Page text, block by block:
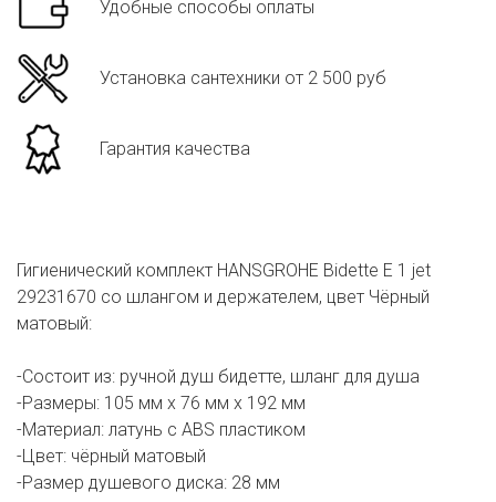
Удобные способы оплаты
Установка сантехники от 2 500 руб
Гарантия качества
Гигиенический комплект HANSGROHE Bidette Е 1 jet
29231670 со шлангом и держателем, цвет Чёрный
матовый:
-Состоит из: ручной душ бидетте, шланг для душа
-Размеры: 105 мм х 76 мм х 192 мм
-Материал: латунь с ABS пластиком
-Цвет: чёрный матовый
-Размер душевого диска: 28 мм